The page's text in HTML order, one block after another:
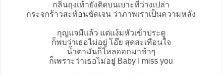
กลิ่นถุงเท้ายังติดบนเบาะที่ว่างเปล่า
กระจกร้าวสะท้อนชัดเจน ว่าภาพเราเป็นความหลัง
กุญแจมีแล้ว แต่แง้มหัวเข้าประตู
ก็พบว่าเธอไม่อยู่ โอ๊ย สุดสะเทือนใจ
น้ำตามันก็ไหลออกมาช้าๆ
ก็เพราะว่าเธอไม่อยู่ Baby I miss you